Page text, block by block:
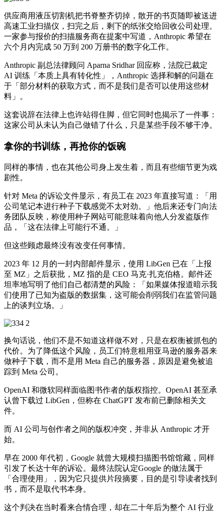
供应商用液压切割机把书脊整齐切掉，散开的书页随即被送进
高速工业扫描仪，扫完之后，剩下的纸张交给回收公司处理。
一家参与报价的扫描服务商在提案中写道，Anthropic 希望在
六个月内完成 50 万到 200 万册书的数字化工作。
Anthropic 副总法律顾问 Aparna Sridhar 回应称，法院已裁定
AI 训练「本质上具有转化性」，Anthropic 选择和解的问题在
于「部分材料的获取方式，而不是我们是否可以使用这些材
料」。
这套说辞在法律上也许站得住脚，但它同时也揭示了一件事：
这家公司从未认为自己做错了什么，只是某些手段不够干净。
拿你的书训练，再抢你的饭碗
同样的事情，也在其他公司身上发生着，而且有些细节更为戏
剧性。
针对 Meta 的诉讼文件显示，有员工在 2023 年直接写道：「用
公司笔记本进行种子下载感觉不太对劲。」他后来还专门向法
务团队反映，称使用种子网站可能意味着向他人分发盗版作
品，「这在法律上可能行不通。」
但这些顾虑最终没有改变任何事情。
2023 年 12 月的一封内部邮件显示，使用 LibGen 已在「上报
至 MZ」之后获批，MZ 指的是 CEO 马克·扎克伯格。邮件还
坦率地写明了他们自己都清楚的风险：「如果媒体报道暗示我
们使用了已知为盗版的数据集，这可能会削弱我们在监管问题
上的谈判立场。」
换句话说，他们不是不知道这样做不对，只是在权衡被抓包的
代价。为了降低这个风险，员工们特意租用亚马逊的服务器来
做种子下载，而不是用 Meta 自己的服务器，原因是避免被追
踪到 Meta 公司。
OpenAI 和微软同样面临图书作者的版权指控。OpenAI 甚至承
认曾下载过 LibGen，但称在 ChatGPT 发布前已删除相关文
件。
而 AI 公司与创作者之间的版权冲突，并非从 Anthropic 才开
始。
早在 2000 年代初，Google 就曾大规模扫描图书馆馆藏，同样
引发了长达十年的诉讼。最终法院认定Google 的做法属于
「合理使用」，因为它只提供片段摘要，目的是引导读者找到
书，而不是取代书本身。
这个判决在当时看来合情合理，却在二十年后为整个 AI 行业